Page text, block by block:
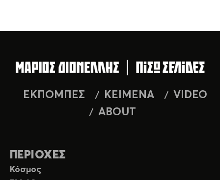
ΕΚΠΟΜΠΕΣ ΚΕΙΜΕΝΑ
VIDEO
ABOUT
ΠΕΡΙΟΧΕΣ
Κόσμος